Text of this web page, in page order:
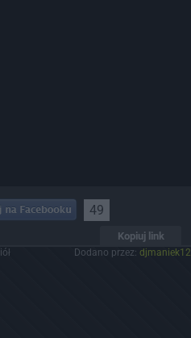
49
Kopiuj link
Dodano przez: djmaniek12